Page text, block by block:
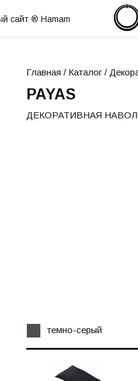
сайт ® Hamam
Главная / Каталог /
PAYAS
ДЕКОРАТИВНАЯ
темно-серый